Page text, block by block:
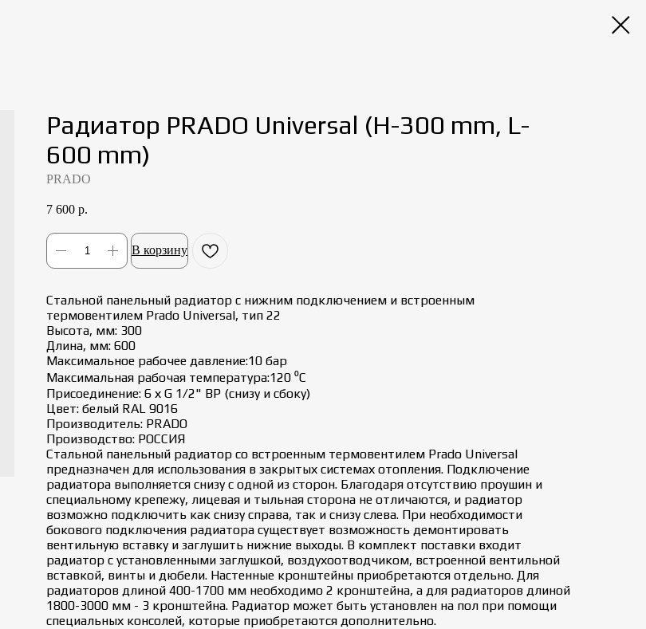
Радиатор PRADO Universal (H-300 mm, L-
600 mm)
PRADO
7 600 р.
В корзину
Стальной панельный радиатор с нижним подключением и встроенным
термовентилем Prado Universal, тип 22
Высота, мм: 300
Длина, мм: 600
Максимальное рабочее давление:10 бар
Максимальная рабочая температура:120 ⁰С
Присоединение: 6 х G 1/2" ВР (снизу и сбоку)
Цвет: белый RAL 9016
Производитель: PRADO
Производство: РОССИЯ
Стальной панельный радиатор со встроенным термовентилем Prado Universal
предназначен для использования в закрытых системах отопления. Подключение
радиатора выполняется снизу с одной из сторон. Благодаря отсутствию проушин и
специальному крепежу, лицевая и тыльная сторона не отличаются, и радиатор
возможно подключить как снизу справа, так и снизу слева. При необходимости
бокового подключения радиатора существует возможность демонтировать
вентильную вставку и заглушить нижние выходы. В комплект поставки входит
радиатор с установленными заглушкой, воздухоотводчиком, встроенной вентильной
вставкой, винты и дюбели. Настенные кронштейны приобретаются отдельно. Для
радиаторов длиной 400-1700 мм необходимо 2 кронштейна, а для радиаторов длиной
1800-3000 мм - 3 кронштейна. Радиатор может быть установлен на пол при помощи
специальных консолей, которые приобретаются дополнительно.